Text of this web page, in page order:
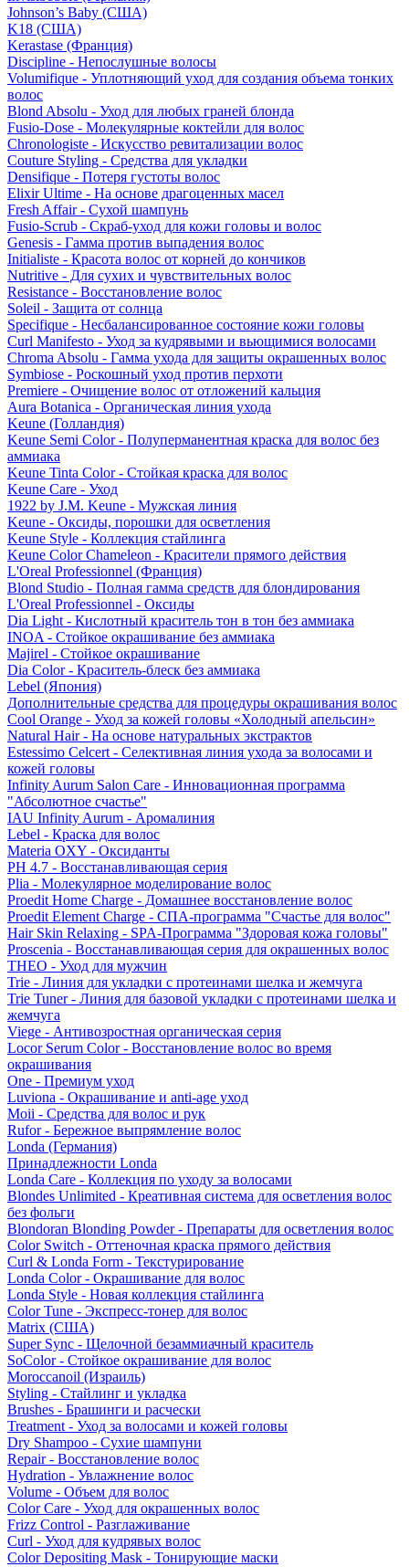
Johnson’s Baby (США)
K18 (США)
Kerastase (Франция)
Discipline - Непослушные волосы
Volumifique - Уплотняющий уход для создания объема тонких
волос
Blond Absolu - Уход для любых граней блонда
Fusio-Dose - Молекулярные коктейли для волос
Chronologiste - Искусство ревитализации волос
Couture Styling - Средства для укладки
Densifique - Потеря густоты волос
Elixir Ultime - На основе драгоценных масел
Fresh Affair - Сухой шампунь
Fusio-Scrub - Скраб-уход для кожи головы и волос
Genesis - Гамма против выпадения волос
Initialiste - Красота волос от корней до кончиков
Nutritive - Для сухих и чувствительных волос
Resistance - Восстановление волос
Soleil - Защита от солнца
Specifique - Несбалансированное состояние кожи головы
Curl Manifesto - Уход за кудрявыми и вьющимися волосами
Chroma Absolu - Гамма ухода для защиты окрашенных волос
Symbiose - Роскошный уход против перхоти
Premiere - Очищение волос от отложений кальция
Aura Botanica - Органическая линия ухода
Keune (Голландия)
Keune Semi Color - Полуперманентная краска для волос без
аммиака
Keune Tinta Color - Стойкая краска для волос
Keune Care - Уход
1922 by J.M. Keune - Мужская линия
Keune - Оксиды, порошки для осветления
Keune Style - Коллекция стайлинга
Keune Color Chameleon - Красители прямого действия
L'Oreal Professionnel (Франция)
Blond Studio - Полная гамма средств для блондирования
L'Oreal Professionnel - Оксиды
Dia Light - Кислотный краситель тон в тон без аммиака
INOA - Стойкое окрашивание без аммиака
Majirel - Стойкое окрашивание
Dia Color - Краситель-блеск без аммиака
Lebel (Япония)
Дополнительные средства для процедуры окрашивания волос
Cool Orange - Уход за кожей головы «Холодный апельсин»
Natural Hair - На основе натуральных экстрактов
Estessimo Celcert - Селективная линия ухода за волосами и
кожей головы
Infinity Aurum Salon Care - Инновационная программа
"Абсолютное счастье"
IAU Infinity Aurum - Аромалиния
Lebel - Краска для волос
Materia OXY - Оксиданты
PH 4.7 - Восстанавливающая серия
Plia - Молекулярное моделирование волос
Proedit Home Charge - Домашнее восстановление волос
Proedit Element Charge - СПА-программа "Счастье для волос"
Hair Skin Relaxing - SPA-Программа "Здоровая кожа головы"
Proscenia - Восстанавливающая серия для окрашенных волос
THEO - Уход для мужчин
Trie - Линия для укладки с протеинами шелка и жемчуга
Trie Tuner - Линия для базовой укладки с протеинами шелка и
жемчуга
Viege - Антивозростная органическая серия
Locor Serum Color - Восстановление волос во время
окрашивания
One - Премиум уход
Luviona - Окрашивание и anti-age уход
Moii - Средства для волос и рук
Rufor - Бережное выпрямление волос
Londa (Германия)
Принадлежности Londa
Londa Care - Коллекция по уходу за волосами
Blondes Unlimited - Креативная система для осветления волос
без фольги
Blondoran Blonding Powder - Препараты для осветления волос
Color Switch - Оттеночная краска прямого действия
Curl & Londa Form - Текстурирование
Londa Color - Окрашивание для волос
Londa Style - Новая коллекция стайлинга
Color Tune - Экспресс-тонер для волос
Matrix (США)
Super Sync - Щелочной безаммиачный краситель
SoColor - Стойкое окрашивание для волос
Moroccanoil (Израиль)
Styling - Стайлинг и укладка
Brushes - Брашинги и расчески
Treatment - Уход за волосами и кожей головы
Dry Shampoo - Сухие шампуни
Repair - Восстановление волос
Hydration - Увлажнение волос
Volume - Объем для волос
Color Care - Уход для окрашенных волос
Frizz Control - Разглаживание
Curl - Уход для кудрявых волос
Color Depositing Mask - Тонирующие маски